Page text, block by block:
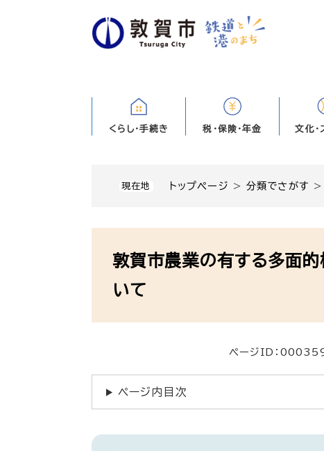
くらし・手続き 税・保険・年金 文化・
現在地 トップページ >分類でさがす
敦賀市農業の有する多面
いて
ページID：
ページ内目次